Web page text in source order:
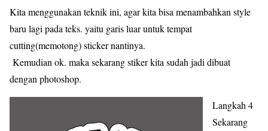
Kita menggunakan teknik ini, agar kita bisa menambahkan style
baru lagi pada teks. yaitu garis luar untuk tempat
cutting(memotong) sticker nantinya.
Kemudian ok. maka sekarang stiker kita sudah jadi dibuat
dengan photoshop.
Langkah 4
Sekarang